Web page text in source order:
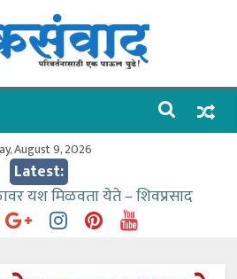
August 9, 2026
Latest:
यश मिळवता येते – शिवप्रसाद
विमानतळ कार्यप्रणालीची माहिती